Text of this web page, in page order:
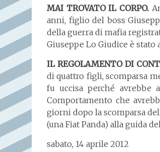
MAI TROVATO IL CORPO.
anni, figlio del boss
della guerra di mafia
Giuseppe Lo Giudice è stato
IL REGOLAMENTO DI
di quattro figli, scomparsa
fu uccisa perché avrebbe
Comportamento che
giorni dopo la scomparsa
(una Fiat Panda) alla guida
sabato, 14 aprile 2012